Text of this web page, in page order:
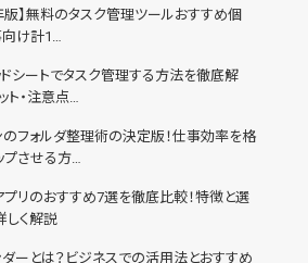
版】無料のタスク管理ツールおすすめ個
向け計1…
ドシートでタスク管理する方法を徹底解
ト・注意点…
のフォルダ整理術の決定版！仕事効率を格
プさせる方…
プリのおすすめ7選を徹底比較！特徴と選
しく解説
ダーとは？ビジネスでの活用法とおすすめ